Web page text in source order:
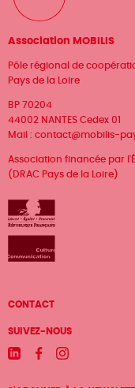
Association MOBILIS
Pôle régional de
Pays de la Loire
BP 70204
44002 NANTES Cedex 01
Mail : contact@mobilis-
Association financée par
(DRAC Pays de la Loire)
Menu
Pied
de
CONTACT
SUIVEZ-NOUS
LinkedinFacebookInstagram